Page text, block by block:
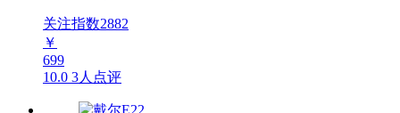
关注指数2882
￥
699
10.0 3人点评